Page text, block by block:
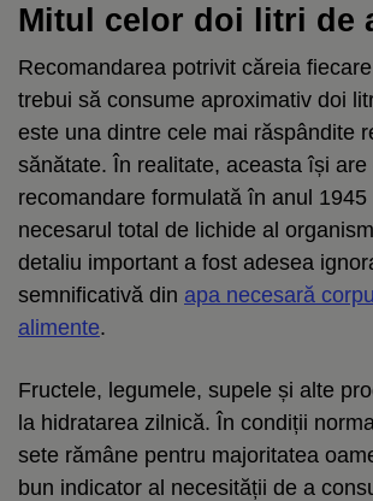
Mitul celor doi litri de
Recomandarea potrivit căreia
trebui să consume aproximativ doi
este una dintre cele mai răspândite
sănătate. În realitate, aceasta își
recomandare formulată în anul 1945
necesarul total de lichide al
detaliu important a fost adesea
semnificativă din apa necesară
alimente.
Fructele, legumele, supele și alte
la hidratarea zilnică. În condiții
sete rămâne pentru majoritatea
bun indicator al necesității de a